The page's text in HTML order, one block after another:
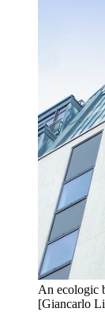
An ecologic
[Giancarlo